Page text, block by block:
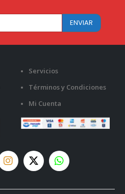
Servicios
Términos y Condiciones
Mi Cuenta